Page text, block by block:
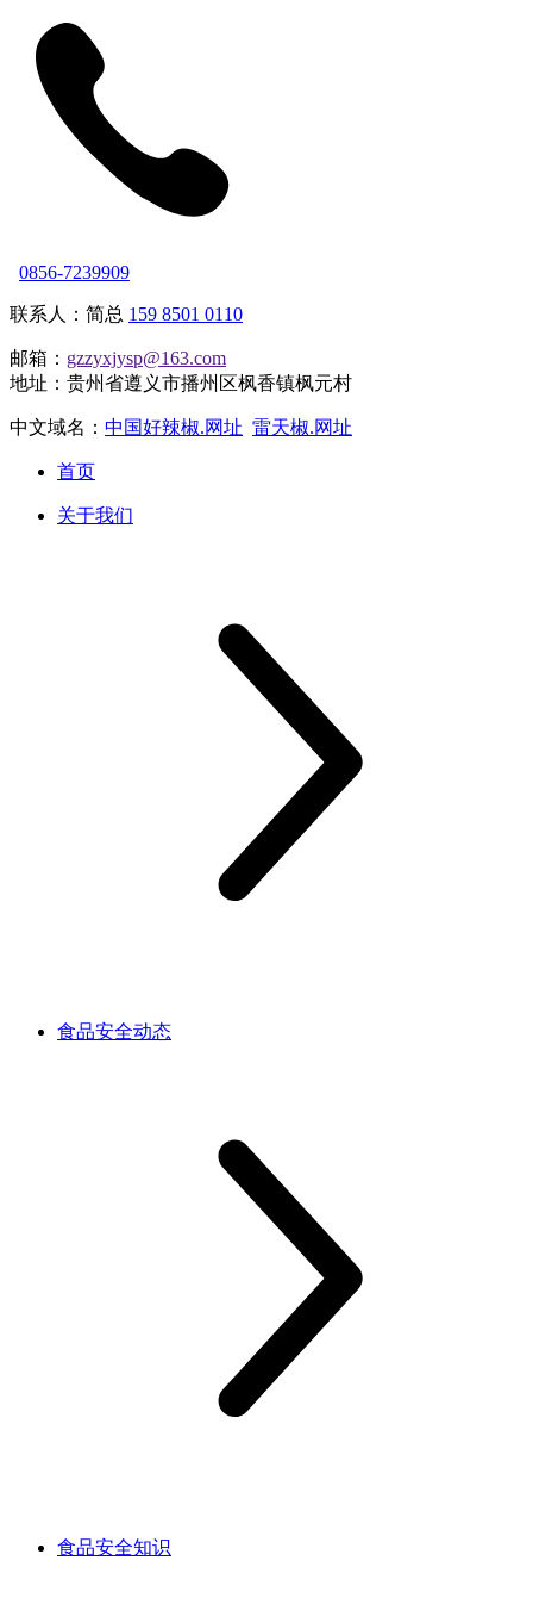
0856-7239909
联系人：简总 159 8501 0110
邮箱： gzzyxjysp@163.com
地址：贵州省遵义市播州区枫香镇枫元村
中文域名： 中国好辣椒.网址 雷天椒.网址
首页
关于我们
食品安全动态
食品安全知识